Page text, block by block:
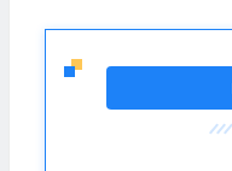
技术规范；熟悉电梯
责任心、事业心强。
金+补贴+工龄工资+
福利、公司团建、带